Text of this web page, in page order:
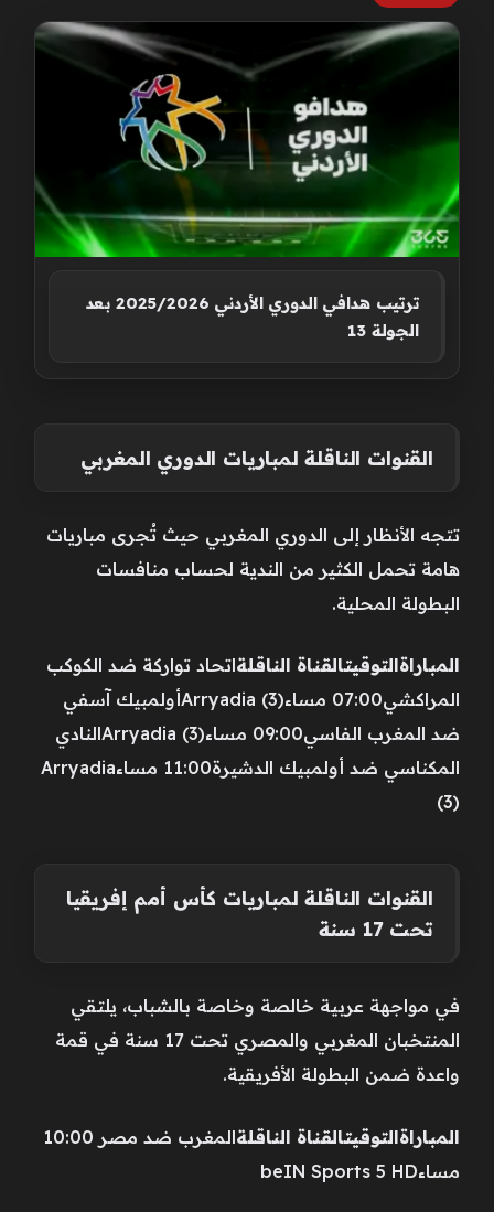
ترتيب هدافي الدوري الأردني 2025/2026 بعد
الجولة 13
القنوات الناقلة لمباريات الدوري المغربي
تتجه الأنظار إلى الدوري المغربي حيث تُجرى مباريات
هامة تحمل الكثير من الندية لحساب منافسات
البطولة المحلية.
المباراةالتوقيتالقناة الناقلةاتحاد تواركة ضد الكوكب
المراكشي07:00 مساءArryadia (3)أولمبيك آسفي
ضد المغرب الفاسي09:00 مساءArryadia (3)النادي
المكناسي ضد أولمبيك الدشيرة11:00 مساءArryadia
(3)
القنوات الناقلة لمباريات كأس أمم إفريقيا
تحت 17 سنة
في مواجهة عربية خالصة وخاصة بالشباب، يلتقي
المنتخبان المغربي والمصري تحت 17 سنة في قمة
واعدة ضمن البطولة الأفريقية.
المباراةالتوقيتالقناة الناقلة
المغرب ضد مصر 10:00
مساءbeIN Sports 5 HD